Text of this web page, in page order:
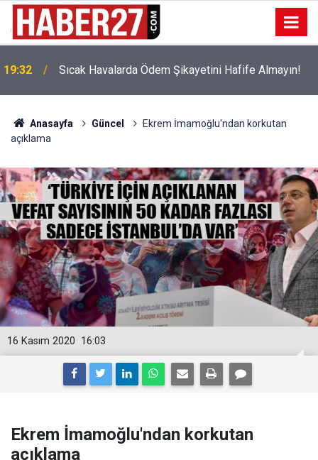
19:32 Sıcak Havalarda Ödem Şikayetini Hafife Almayın!
Anasayfa Güncel
Ekrem İmamoğlu'ndan korkutan
açıklama
16:03
16 Kasım 2020
Ekrem İmamoğlu'ndan korkutan
açıklama